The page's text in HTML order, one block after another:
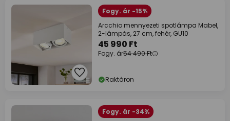
Fogy. ár -15%
Arcchio mennyezeti spotlámpa Mabel,
2-lámpás, 27 cm, fehér, GU10
45 990 Ft
Fogy. ár54 490 Ft
Raktáron
Fogy. ár -34%